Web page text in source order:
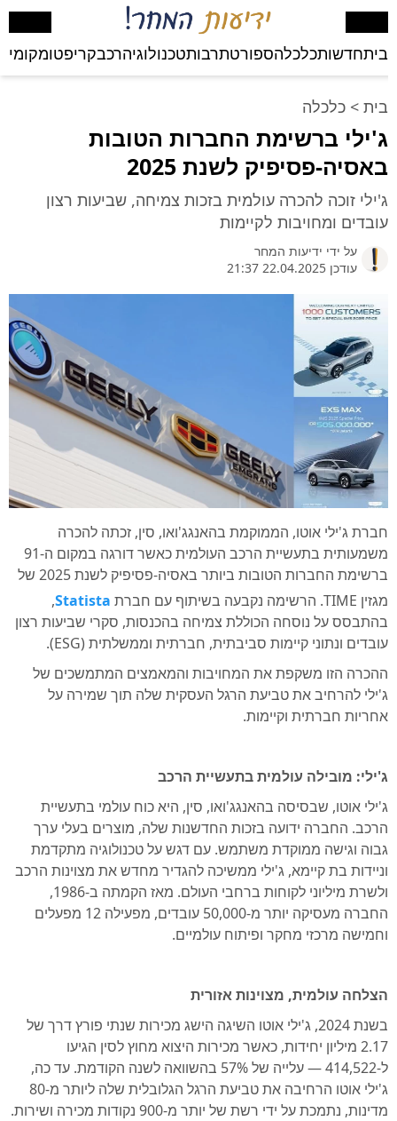
ביתחדשותכלכלהספורטתרבותטכנולוגיהרכבקריפטומקומי
בית > כלכלה
ג'ילי ברשימת החברות הטובות
באסיה-פסיפיק לשנת 2025
ג'ילי זוכה להכרה עולמית בזכות צמיחה, שביעות רצון
עובדים ומחויבות לקיימות
על ידי ידיעות המחר
עודכן 22.04.2025 21:37
חברת ג'ילי אוטו, הממוקמת בהאנגג'ואו, סין, זכתה להכרה
משמעותית בתעשיית הרכב העולמית כאשר דורגה במקום ה-91
ברשימת החברות הטובות ביותר באסיה-פסיפיק לשנת 2025 של
מגזין TIME. הרשימה נקבעה בשיתוף עם חברת
Statista
,
בהתבסס על נוסחה הכוללת צמיחה בהכנסות, סקרי שביעות רצון
עובדים ונתוני קיימות סביבתית, חברתית וממשלתית (ESG).
ההכרה הזו משקפת את המחויבות והמאמצים המתמשכים של
ג'ילי להרחיב את טביעת הרגל העסקית שלה תוך שמירה על
אחריות חברתית וקיימות.
ג'ילי: מובילה עולמית בתעשיית הרכב
ג'ילי אוטו, שבסיסה בהאנגג'ואו, סין, היא כוח עולמי בתעשיית
הרכב. החברה ידועה בזכות החדשנות שלה, מוצרים בעלי ערך
גבוה וגישה ממוקדת משתמש. עם דגש על טכנולוגיה מתקדמת
וניידות בת קיימא, ג'ילי ממשיכה להגדיר מחדש את מצוינות הרכב
ולשרת מיליוני לקוחות ברחבי העולם. מאז הקמתה ב-1986,
החברה מעסיקה יותר מ-50,000 עובדים, מפעילה 12 מפעלים
וחמישה מרכזי מחקר ופיתוח עולמיים.
הצלחה עולמית, מצוינות אזורית
בשנת 2024, ג'ילי אוטו השיגה הישג מכירות שנתי פורץ דרך של
2.17 מיליון יחידות, כאשר מכירות היצוא מחוץ לסין הגיעו
ל-414,522 — עלייה של 57% בהשוואה לשנה הקודמת. עד כה,
ג'ילי אוטו הרחיבה את טביעת הרגל הגלובלית שלה ליותר מ-80
מדינות, נתמכת על ידי רשת של יותר מ-900 נקודות מכירה ושירות.